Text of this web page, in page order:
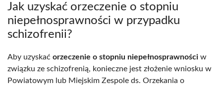
Jak uzyskać orzeczenie o stopniu
niepełnosprawności w przypadku
schizofrenii?
Aby uzyskać orzeczenie o stopniu niepełnosprawności w
związku ze schizofrenią, konieczne jest złożenie wniosku w
Powiatowym lub Miejskim Zespole ds. Orzekania o